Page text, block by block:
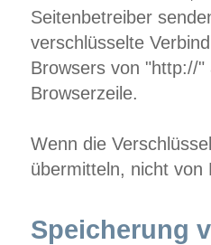
Seitenbetreiber
verschlüsselte
Browsers von "http://
Browserzeile.
Wenn die
übermitteln, nicht von
Speicherung